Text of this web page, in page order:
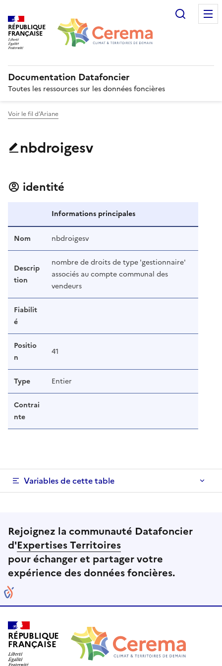
RÉPUBLIQUE
FRANÇAISE
Documentation Datafoncier
Toutes les ressources sur les données foncières
Voir le fil d’Ariane
nbdroigesv
identité
Informations principales
Nom nbdroigesv
Descrip
tion
nombre de droits de type 'gestionnaire'
associés au compte communal des
vendeurs
Fiabilit
é
Positio
n
41
Type Entier
Contrai
nte
Variables de cette table
Rejoignez la communauté Datafoncier
d'Expertises Territoires
pour échanger et partager votre
expérience des données foncières.
RÉPUBLIQUE
FRANÇAISE